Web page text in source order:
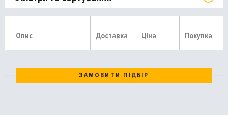
Опис Доставка Ціна Покупка
ЗАМОВИТИ ПІДБІР